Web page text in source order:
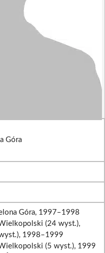
Góra
Góra, 1997–1998
(24 wyst.),
1998–1999
(5 wyst.), 1999